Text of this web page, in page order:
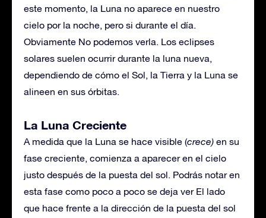
este momento, la Luna no aparece en nuestro
cielo por la noche, pero si durante el día.
Obviamente No podemos verla. Los eclipses
solares suelen ocurrir durante la luna nueva,
dependiendo de cómo el Sol, la Tierra y la Luna se
alineen en sus órbitas.
La Luna Creciente
A medida que la Luna se hace visible (crece) en su
fase creciente, comienza a aparecer en el cielo
justo después de la puesta del sol. Podrás notar en
esta fase como poco a poco se deja ver El lado
que hace frente a la dirección de la puesta del sol